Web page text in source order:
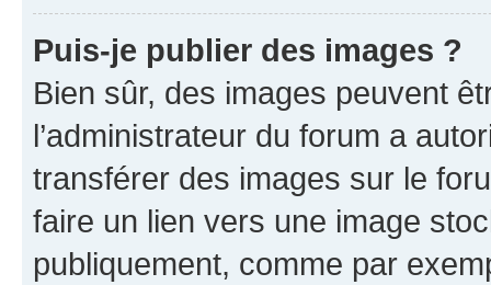
Puis-je publier des images ?
Bien sûr, des images peuvent
l’administrateur du forum a
transférer des images sur le
faire un lien vers une image
publiquement, comme par